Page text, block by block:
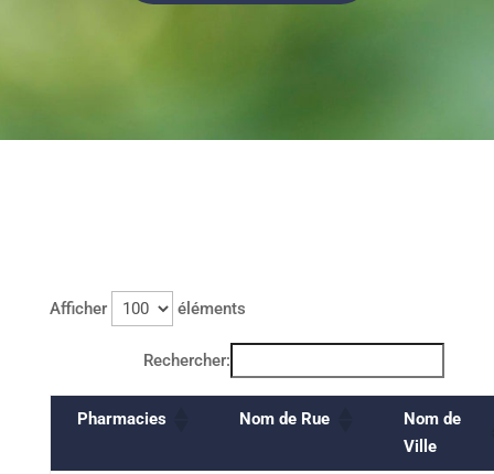
Afficher éléments
Rechercher:
Pharmacies Nom de Rue
Nom de
Ville